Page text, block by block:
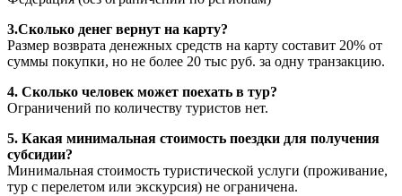
3.Сколько денег вернут на карту?
Размер возврата денежных средств на карту составит 20% от
суммы покупки, но не более 20 тыс руб. за одну транзакцию.
4. Сколько человек может поехать в тур?
Ограничений по количеству туристов нет.
5. Какая минимальная стоимость поездки для получения
субсидии?
Минимальная стоимость туристической услуги (проживание,
тур с перелетом или экскурсия) не ограничена.